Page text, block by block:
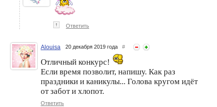
↑ Ответить
Alouisa 20 декабря 2019 года #
Отличный конкурс!
Если время позволит, напишу. Как раз
праздники и каникулы... Голова кругом идёт
от забот и хлопот.
Ответить